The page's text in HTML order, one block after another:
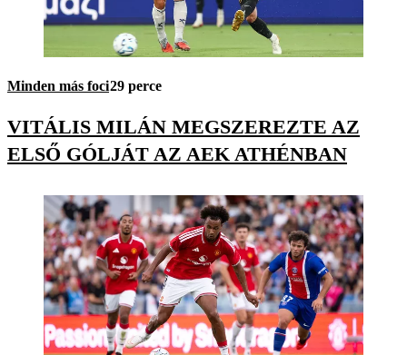
Minden más foci29 perce
VITÁLIS MILÁN MEGSZEREZTE AZ
ELSŐ GÓLJÁT AZ AEK ATHÉNBAN